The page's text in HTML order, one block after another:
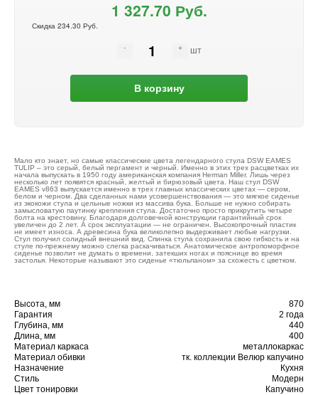
1 327.70 Руб.
Скидка 234.30 Руб.
шт
В корзину
Мало кто знает, но самые классические цвета легендарного стула DSW EAMES
TULIP – это серый, белый пергамент и черный. Именно в этих трех расцветках их
начала выпускать в 1950 году американская компания Herman Miller. Лишь через
несколько лет появятся красный, желтый и бирюзовый цвета. Наш стул DSW
EAMES v863 выпускается именно в трех главных классических цветах — сером,
белом и черном. Два сделанных нами усовершенствования — это мягкое сиденье
из экокожи стула и цельные ножки из массива бука. Больше не нужно собирать
замысловатую паутинку крепления стула. Достаточно просто прикрутить четыре
болта на крестовину. Благодаря долговечной конструкции гарантийный срок
увеличен до 2 лет. А срок эксплуатации — не ограничен. Высокопрочный пластик
не имеет износа. А древесина бука великолепно выдерживает любые нагрузки.
Стул получил солидный внешний вид. Спинка стула сохранила свою гибкость и на
стуле по-прежнему можно слегка раскачиваться. Анатомическое антропоморфное
сиденье позволит не думать о времени, затекших ногах и пояснице во время
застолья. Некоторые называют это сиденье «тюльпаном» за схожесть с цветком.
Высота, мм
870
Гарантия
2 года
Глубина, мм
440
Длина, мм
400
Материал каркаса
металлокаркас
Материал обивки
тк. коллекции Велюр капучино
Назначение
Кухня
Стиль
Модерн
Цвет тонировки
Капучино